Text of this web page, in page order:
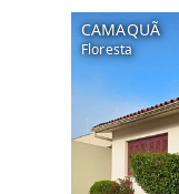
CAMAQUÃ
Floresta